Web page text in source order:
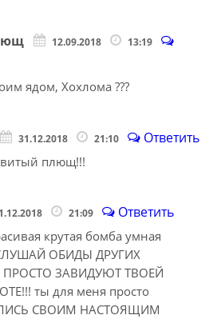
12.09.2018 13:19
ядом, Хохлома ???
31.12.2018 21:10 Ответить
плющ!!!
21:09 Ответить
крутая бомба умная
ОБИДЫ ДРУГИХ
ЗАВИДУЮТ ТВОЕЙ
ты для меня просто
СВОИМ НАСТОЯЩИМ